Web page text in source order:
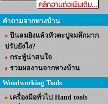
คำถามจากทางบ้าน
ปืนลมยิงแล้วหัวตะปูจมลึกมาก
ปรับยังไง?
กระทู้น่าสนใจ
รวมผลงานจากทางบ้าน
Woodworking Tools
เครื่องมือทั่วไป Hand tools